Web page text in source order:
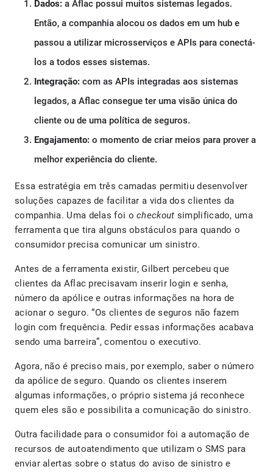
Dados: a Aflac possui muitos sistemas legados.
Então, a companhia alocou os dados em um hub e
passou a utilizar microsserviços e APIs para conectá-
los a todos esses sistemas.
Integração: com as APIs integradas aos sistemas
legados, a Aflac consegue ter uma visão única do
cliente ou de uma política de seguros.
Engajamento: o momento de criar meios para prover a
melhor experiência do cliente.
Essa estratégia em três camadas permitiu desenvolver
soluções capazes de facilitar a vida dos clientes da
companhia. Uma delas foi ocheckout simplificado, uma
ferramenta que tira alguns obstáculos para quando o
consumidor precisa comunicar um sinistro.
Antes de a ferramenta existir, Gilbert percebeu que
clientes da Aflac precisavam inserir login e senha,
número da apólice e outras informações na hora de
acionar o seguro. “Os clientes de seguros não fazem
login com frequência. Pedir essas informações acabava
sendo uma barreira”, comentou o executivo.
Agora, não é preciso mais, por exemplo, saber o número
da apólice de seguro. Quando os clientes inserem
algumas informações, o próprio sistema já reconhece
quem eles são e possibilita a comunicação do sinistro.
Outra facilidade para o consumidor foi a automação de
recursos de autoatendimento que utilizam o SMS para
enviar alertas sobre o status do aviso de sinistro e